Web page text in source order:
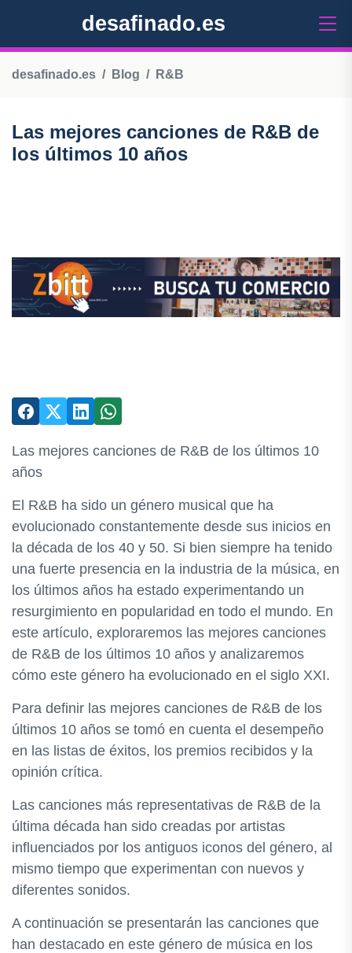
desafinado.es
desafinado.es Blog R&B
Las mejores canciones de R&B de
los últimos 10 años
Las mejores canciones de R&B de los últimos 10
años
El R&B ha sido un género musical que ha
evolucionado constantemente desde sus inicios en
la década de los 40 y 50. Si bien siempre ha tenido
una fuerte presencia en la industria de la música, en
los últimos años ha estado experimentando un
resurgimiento en popularidad en todo el mundo. En
este artículo, exploraremos las mejores canciones
de R&B de los últimos 10 años y analizaremos
cómo este género ha evolucionado en el siglo XXI.
Para definir las mejores canciones de R&B de los
últimos 10 años se tomó en cuenta el desempeño
en las listas de éxitos, los premios recibidos y la
opinión crítica.
Las canciones más representativas de R&B de la
última década han sido creadas por artistas
influenciados por los antiguos iconos del género, al
mismo tiempo que experimentan con nuevos y
diferentes sonidos.
A continuación se presentarán las canciones que
han destacado en este género de música en los